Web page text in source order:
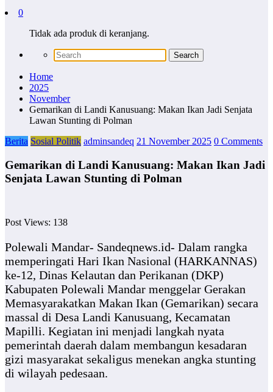
0
Tidak ada produk di keranjang.
Home
2025
November
Gemarikan di Landi Kanusuang: Makan Ikan Jadi Senjata
Lawan Stunting di Polman
Berita Sosial Politik adminsandeq 21 November 2025 0 Comments
Gemarikan di Landi Kanusuang: Makan Ikan Jadi
Senjata Lawan Stunting di Polman
Post Views: 138
Polewali Mandar- Sandeqnews.id- Dalam rangka
memperingati Hari Ikan Nasional (HARKANNAS)
ke-12, Dinas Kelautan dan Perikanan (DKP)
Kabupaten Polewali Mandar menggelar Gerakan
Memasyarakatkan Makan Ikan (Gemarikan) secara
massal di Desa Landi Kanusuang, Kecamatan
Mapilli. Kegiatan ini menjadi langkah nyata
pemerintah daerah dalam membangun kesadaran
gizi masyarakat sekaligus menekan angka stunting
di wilayah pedesaan.